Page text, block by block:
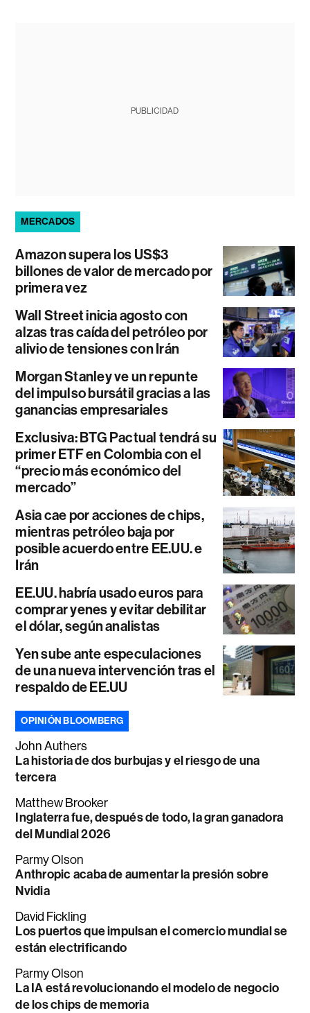
PUBLICIDAD
MERCADOS
Amazon supera los US$3
billones de valor de mercado por
primera vez
Wall Street inicia agosto con
alzas tras caída del petróleo por
alivio de tensiones con Irán
Morgan Stanley ve un repunte
del impulso bursátil gracias a las
ganancias empresariales
Exclusiva: BTG Pactual tendrá su
primer ETF en Colombia con el
“precio más económico del
mercado”
Asia cae por acciones de chips,
mientras petróleo baja por
posible acuerdo entre EE.UU. e
Irán
EE.UU. habría usado euros para
comprar yenes y evitar debilitar
el dólar, según analistas
Yen sube ante especulaciones
de una nueva intervención tras el
respaldo de EE.UU
OPINIÓN BLOOMBERG
John Authers
La historia de dos burbujas y el riesgo de una
tercera
Matthew Brooker
Inglaterra fue, después de todo, la gran ganadora
del Mundial 2026
Parmy Olson
Anthropic acaba de aumentar la presión sobre
Nvidia
David Fickling
Los puertos que impulsan el comercio mundial se
están electrificando
Parmy Olson
La IA está revolucionando el modelo de negocio
de los chips de memoria